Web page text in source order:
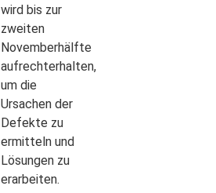
wird bis zur
zweiten
Novemberhälfte
aufrechterhalten,
um die
Ursachen der
Defekte zu
ermitteln und
Lösungen zu
erarbeiten.